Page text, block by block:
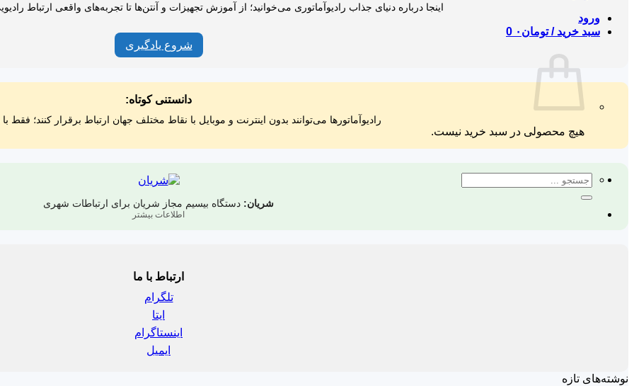
ورود
سبد خرید /تومان ۰ 0
هیچ محصولی در سبد خرید نیست.
جستجو
اینجا درباره دنیای جذاب رادیوآماتوری می‌خوانید؛ از آموزش تجهیزات و آنتن‌ها تا تجربه‌های واقعی ارتباط
شروع یادگیری
دانستنی کوتاه:
رادیوآماتورها می‌توانند بدون اینترنت و موبایل با نقاط مختلف جهان ارتباط برقرار کنند؛ فقط
شریان: دستگاه بیسیم مجاز شریان برای ارتباطات شهری
اطلاعات بیشتر
ارتباط با ما
تلگرام
ایتا
اینستاگرام
ایمیل
نوشته‌های تازه